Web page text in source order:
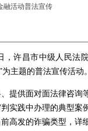
融活动普法宣传
，许昌市中级人民法
主题的普法宣传活动。
提供面对面法律咨询
实践中办理的典型案
高发的诈骗类型，详